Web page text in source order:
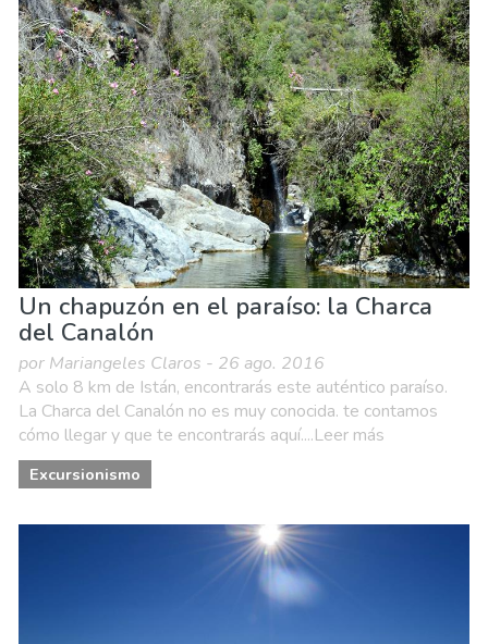
Un chapuzón en el paraíso: la Charca
del Canalón
por Mariangeles Claros - 26 ago. 2016
A solo 8 km de Istán, encontrarás este auténtico paraíso.
La Charca del Canalón no es muy conocida. te contamos
cómo llegar y que te encontrarás aquí....Leer más
Excursionismo